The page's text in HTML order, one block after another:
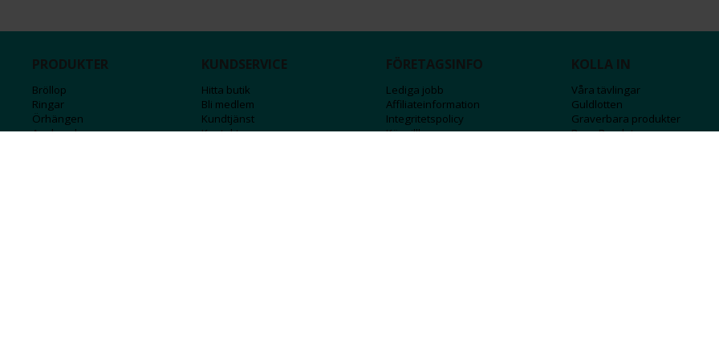
PRODUKTER
Bröllop
Ringar
Örhängen
Armband
KUNDSERVICE
Hitta butik
Bli medlem
Kundtjänst
Kontakta oss
FÖRETAGSINFO
Lediga jobb
Affiliateinformation
Integritetspolicy
Köpvillkor
KOLLA IN
Våra tävlingar
Guldlotten
Graverbara produkter
Rosa Bandet